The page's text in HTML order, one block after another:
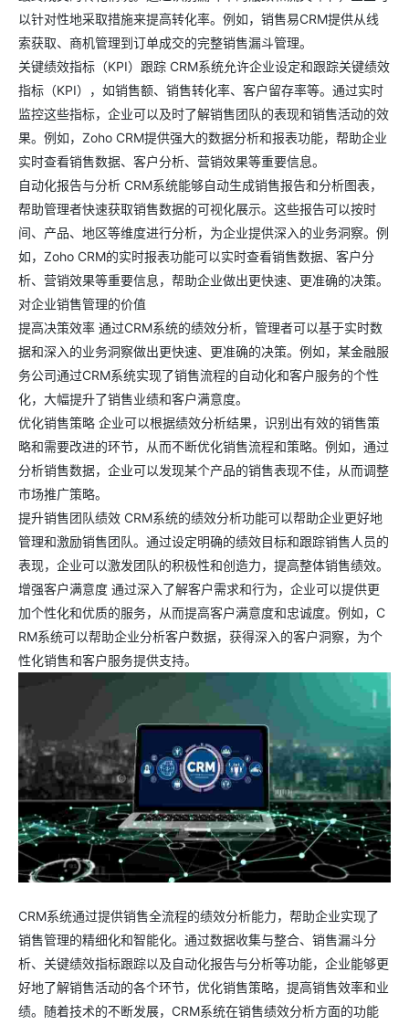
以针对性地采取措施来提高转化率。例如，销售易CRM提供从线
索获取、商机管理到订单成交的完整销售漏斗管理。
关键绩效指标（KPI）跟踪 CRM系统允许企业设定和跟踪关键绩效
指标（KPI），如销售额、销售转化率、客户留存率等。通过实时
监控这些指标，企业可以及时了解销售团队的表现和销售活动的效
果。例如，Zoho CRM提供强大的数据分析和报表功能，帮助企业
实时查看销售数据、客户分析、营销效果等重要信息。
自动化报告与分析 CRM系统能够自动生成销售报告和分析图表，
帮助管理者快速获取销售数据的可视化展示。这些报告可以按时
间、产品、地区等维度进行分析，为企业提供深入的业务洞察。例
如，Zoho CRM的实时报表功能可以实时查看销售数据、客户分
析、营销效果等重要信息，帮助企业做出更快速、更准确的决策。
对企业销售管理的价值
提高决策效率 通过CRM系统的绩效分析，管理者可以基于实时数
据和深入的业务洞察做出更快速、更准确的决策。例如，某金融服
务公司通过CRM系统实现了销售流程的自动化和客户服务的个性
化，大幅提升了销售业绩和客户满意度。
优化销售策略 企业可以根据绩效分析结果，识别出有效的销售策
略和需要改进的环节，从而不断优化销售流程和策略。例如，通过
分析销售数据，企业可以发现某个产品的销售表现不佳，从而调整
市场推广策略。
提升销售团队绩效 CRM系统的绩效分析功能可以帮助企业更好地
管理和激励销售团队。通过设定明确的绩效目标和跟踪销售人员的
表现，企业可以激发团队的积极性和创造力，提高整体销售绩效。
增强客户满意度 通过深入了解客户需求和行为，企业可以提供更
加个性化和优质的服务，从而提高客户满意度和忠诚度。例如，C
RM系统可以帮助企业分析客户数据，获得深入的客户洞察，为个
性化销售和客户服务提供支持。
CRM系统通过提供销售全流程的绩效分析能力，帮助企业实现了
销售管理的精细化和智能化。通过数据收集与整合、销售漏斗分
析、关键绩效指标跟踪以及自动化报告与分析等功能，企业能够更
好地了解销售活动的各个环节，优化销售策略，提高销售效率和业
绩。随着技术的不断发展，CRM系统在销售绩效分析方面的功能